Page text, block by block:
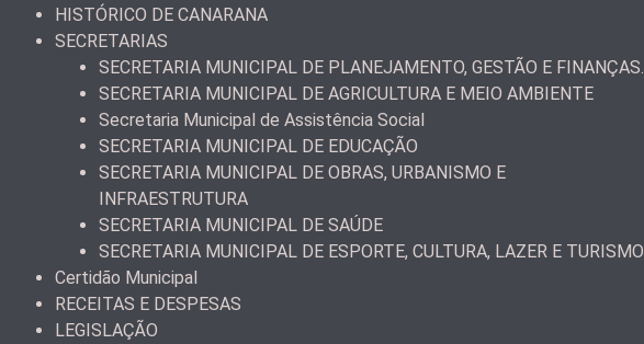
HISTÓRICO DE CANARANA
SECRETARIAS
SECRETARIA MUNICIPAL DE PLANEJAMENTO, GESTÃO E FINANÇAS.
SECRETARIA MUNICIPAL DE AGRICULTURA E MEIO AMBIENTE
Secretaria Municipal de Assistência Social
SECRETARIA MUNICIPAL DE EDUCAÇÃO
SECRETARIA MUNICIPAL DE OBRAS, URBANISMO E
INFRAESTRUTURA
SECRETARIA MUNICIPAL DE SAÚDE
SECRETARIA MUNICIPAL DE ESPORTE, CULTURA, LAZER E TURISMO
Certidão Municipal
RECEITAS E DESPESAS
LEGISLAÇÃO